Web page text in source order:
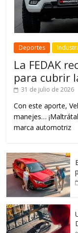
Deportes
La FEDAK
para cubrir
31 de julio de 2026
Con este aporte,
manejes…
marca automotriz